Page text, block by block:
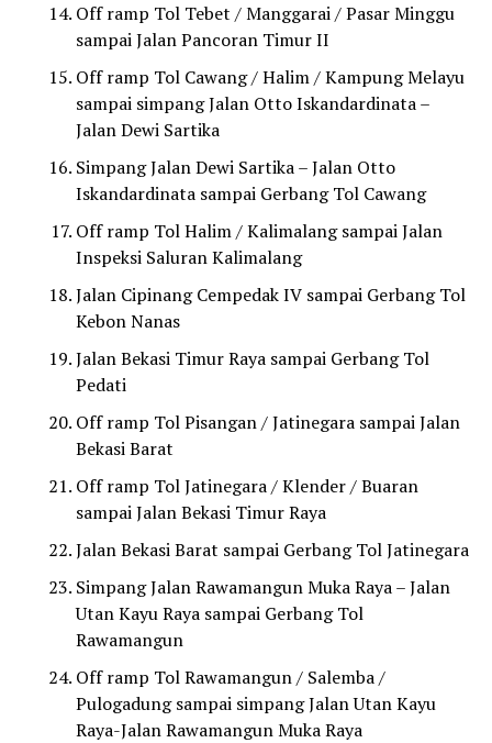
Off ramp Tol Tebet / Manggarai / Pasar Minggu
sampai Jalan Pancoran Timur II
Off ramp Tol Cawang / Halim / Kampung Melayu
sampai simpang Jalan Otto Iskandardinata –
Jalan Dewi Sartika
Simpang Jalan Dewi Sartika – Jalan Otto
Iskandardinata sampai Gerbang Tol Cawang
Off ramp Tol Halim / Kalimalang sampai Jalan
Inspeksi Saluran Kalimalang
Jalan Cipinang Cempedak IV sampai Gerbang Tol
Kebon Nanas
Jalan Bekasi Timur Raya sampai Gerbang Tol
Pedati
Off ramp Tol Pisangan / Jatinegara sampai Jalan
Bekasi Barat
Off ramp Tol Jatinegara / Klender / Buaran
sampai Jalan Bekasi Timur Raya
Jalan Bekasi Barat sampai Gerbang Tol Jatinegara
Simpang Jalan Rawamangun Muka Raya – Jalan
Utan Kayu Raya sampai Gerbang Tol
Rawamangun
Off ramp Tol Rawamangun / Salemba /
Pulogadung sampai simpang Jalan Utan Kayu
Raya-Jalan Rawamangun Muka Raya